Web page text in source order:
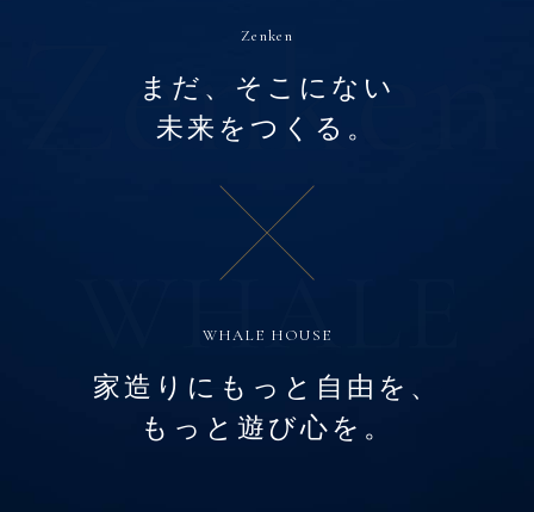
Zenken
まだ、そこにない
未来をつくる。
WHALE HOUSE
家造りにもっと自由を、
もっと遊び心を。